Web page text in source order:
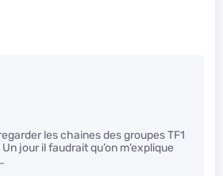
les chaines des groupes TF1
jour il faudrait qu’on m’explique